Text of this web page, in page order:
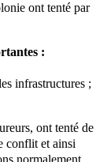
ont tenté par
:
infrastructures ;
ont tenté de
conflit et ainsi